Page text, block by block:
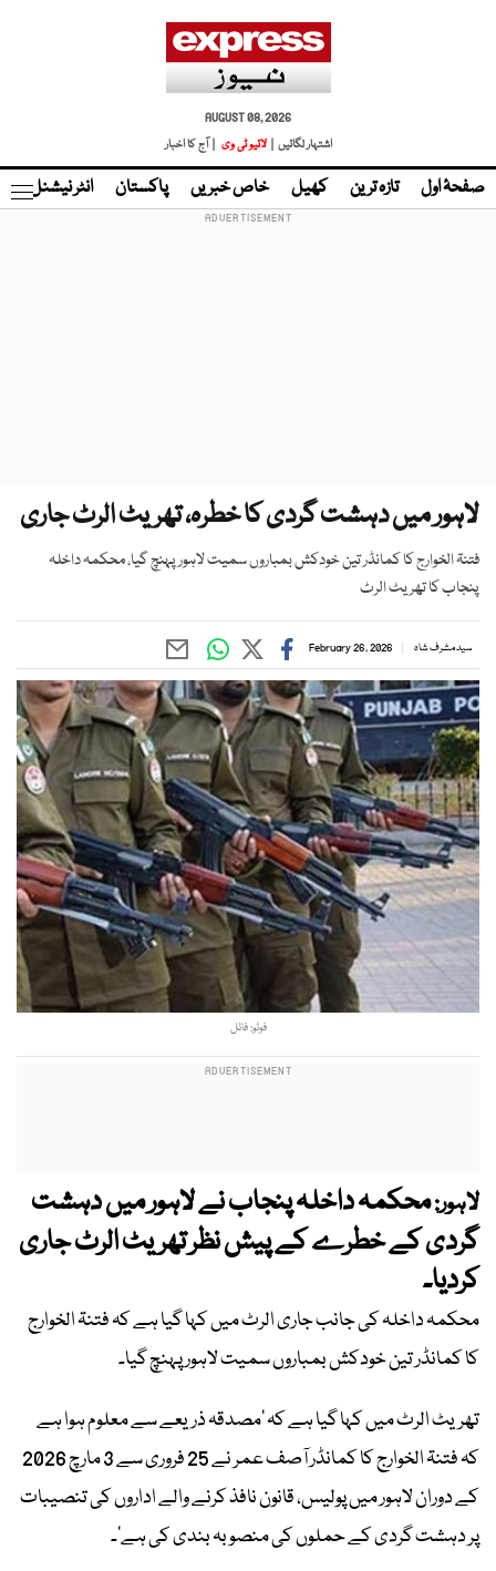
AUGUST 08, 2026
اشتہار لگائیں |
لائیو ٹی وی | آج کا اخبار
صفحۂ اول تازہ ترین کھیل خاص خبریں پاکستان انٹر نیشنل
لاہور میں دہشت گردی کا خطرہ، تھریٹ الرٹ جاری
فتنۃ الخوارج کا کمانڈر تین خودکش بمباروں سمیت لاہور پہنچ گیا، محکمہ داخلہ
پنجاب کا تھریٹ الرٹ
سید مشرف شاہ February 26, 2026
فوٹو: فائل
لاہور:محکمہ داخلہ پنجاب نے لاہور میں دہشت
گردی کے خطرے کے پیش نظر تھریٹ الرٹ جاری
کردیا۔
محکمہ داخلہ کی جانب جاری الرٹ میں کہا گیا ہے کہ فتنۃ الخوارج
کا کمانڈر تین خودکش بمباروں سمیت لاہور پہنچ گیا۔
تھریٹ الرٹ میں کہا گیا ہے کہ ‘مصدقہ ذریعے سے معلوم ہوا ہے
کہ فتنۃ الخوارج کا کمانڈر آصف عمر نے 25 فروری سے 3 مارچ 2026
کے دوران لاہور میں پولیس، قانون نافذ کرنے والے اداروں کی تنصیبات
پر دہشت گردی کے حملوں کی منصوبہ بندی کی ہے’۔